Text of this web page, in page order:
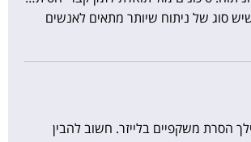
סוג של ניתוח שיותר מתאים לאנשים
הסרת משקפיים בלייזר. חשוב להבין